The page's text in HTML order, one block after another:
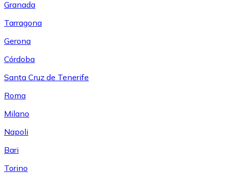
Granada
Tarragona
Gerona
Córdoba
Santa Cruz de Tenerife
Roma
Milano
Napoli
Bari
Torino